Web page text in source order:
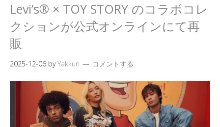
Levi’s® × TOY STORY のコラボコレ
クションが公式オンラインにて再
販
2025-12-06 byYakkun コメントする